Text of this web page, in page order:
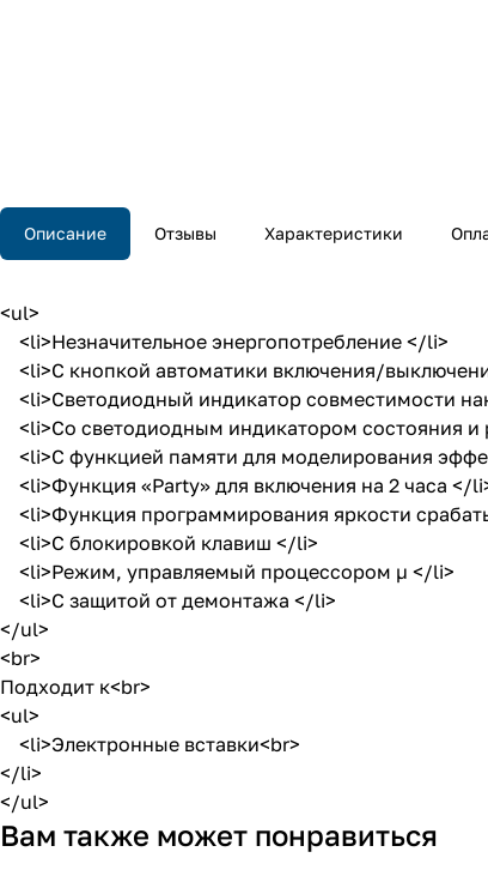
Описание Отзывы Характеристики
<ul>
<li>Незначительное энергопотребление </li>
<li>С кнопкой автоматики включения/
<li>Светодиодный индикатор совместимости
<li>Со светодиодным индикатором состояния
<li>С функцией памяти для моделирования
<li>Функция «Party» для включения на 2 часа </
<li>Функция программирования яркости
<li>С блокировкой клавиш </li>
<li>Режим, управляемый процессором µ </li>
<li>С защитой от демонтажа </li>
</ul>
<br>
Подходит к<br>
<ul>
<li>Электронные вставки<br>
</li>
</ul>
Вам также может понравиться